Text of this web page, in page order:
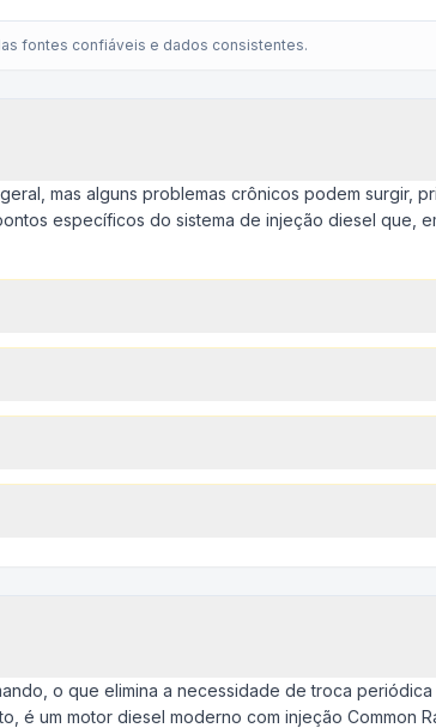
fontes confiáveis e dados consistentes.
mas alguns problemas crônicos podem surgir,
específicos do sistema de injeção diesel que,
o que elimina a necessidade de troca
é um motor diesel moderno com injeção Common